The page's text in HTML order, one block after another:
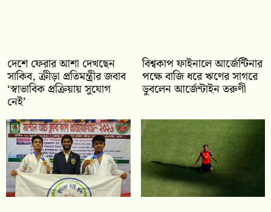
দেশে ফেরার আশা দেখছেন
সাকিব, ক্রীড়া প্রতিমন্ত্রীর জবাব
‘স্বাভাবিক প্রক্রিয়ায় সুযোগ
নেই’
বিশ্বকাপ ফাইনালে আর্জেন্টিনার
পক্ষে বাজি ধরে ঋণের সাগরে
ডুবলেন আর্জেন্টাইন তরুণী